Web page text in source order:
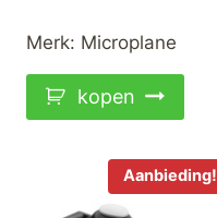
Merk: Microplane
kopen
Aanbieding!